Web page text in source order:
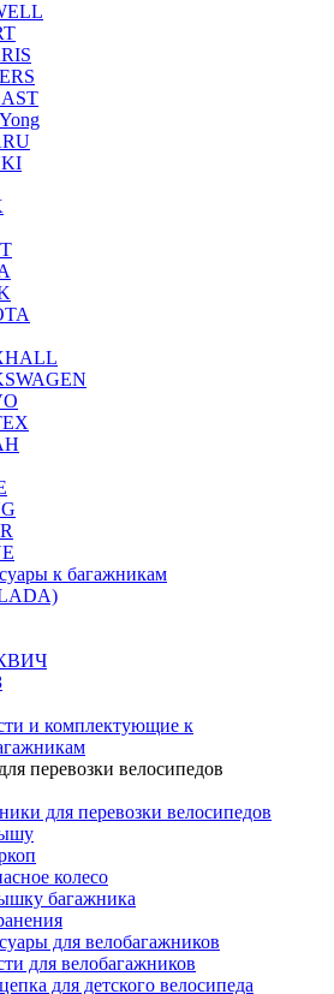
к багажникам
и комплектующие к
перевозки велосипедов
для перевозки велосипедов
колесо
багажника
для велобагажников
для велобагажников
для детского велосипеда